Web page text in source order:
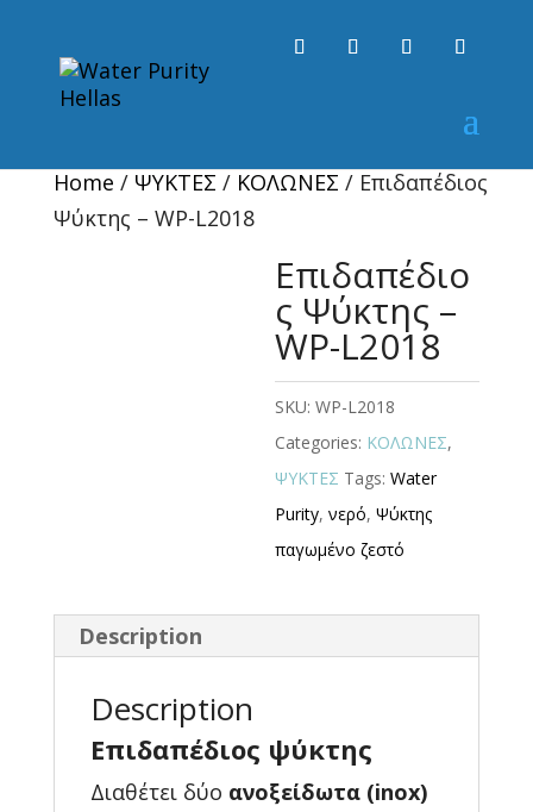
Home / ΨΥΚΤΕΣ / ΚΟΛΩΝΕΣ / Επιδαπέδιος
Ψύκτης – WP-L2018
Επιδαπέδιο
ς Ψύκτης –
WP-L2018
SKU:WP-L2018
Categories: ΚΟΛΩΝΕΣ,
ΨΥΚΤΕΣ Tags:Water
Purity,νερό,Ψύκτης
παγωμένο ζεστό
Description
Description
Επιδαπέδιος ψύκτης
Διαθέτει δύο ανοξείδωτα (inox)